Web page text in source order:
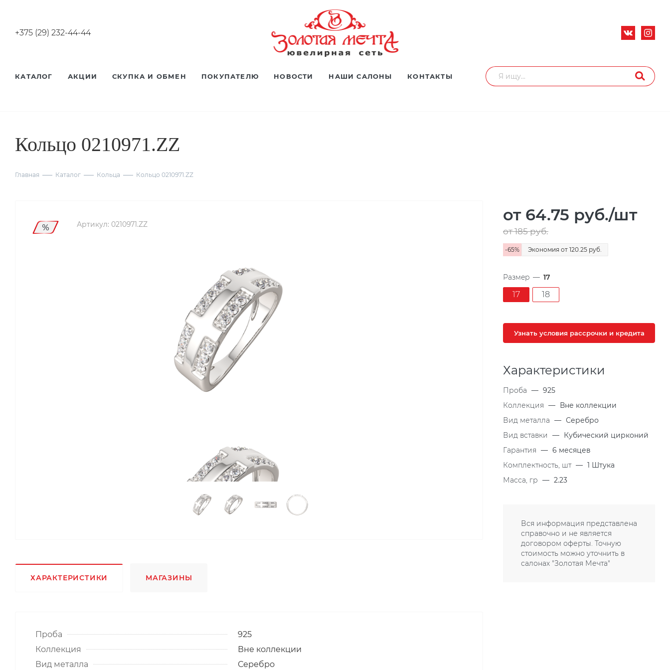
+375 (29) 232-44-44
КАТАЛОГ АКЦИИ СКУПКА И ОБМЕН ПОКУПАТЕЛЮ НОВОСТИ НАШИ САЛОНЫ КОНТАКТЫ
Кольцо 0210971.ZZ
Главная Каталог Кольца Кольцо 0210971.ZZ
Артикул: 0210971.ZZ
ХАРАКТЕРИСТИКИ МАГАЗИНЫ
Проба
925
Коллекция
Вне коллекции
Вид металла
Серебро
от 64.75 руб./шт
от 185руб.
-65% Экономия от 120.25 руб.
Размер — 17
17 18
Узнать условия рассрочки и кредита
Характеристики
Проба — 925
Коллекция — Вне коллекции
Вид металла — Серебро
Вид вставки
— Кубический цирконий
Гарантия — 6 месяцев
Комплектность, шт — 1 Штука
Масса, гр — 2.23
Вся информация представлена
справочно и не является
договором оферты. Точную
стоимость можно уточнить в
салонах "Золотая Мечта"